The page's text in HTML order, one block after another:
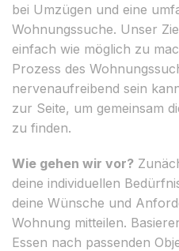
bei Umzügen und eine
Wohnungssuche. Unser
einfach wie möglich zu
Prozess des
nervenaufreibend sein
zur Seite, um gemeinsam
zu finden.
Wie gehen wir vor?
deine individuellen
deine Wünsche und
Wohnung mitteilen.
Essen nach passenden